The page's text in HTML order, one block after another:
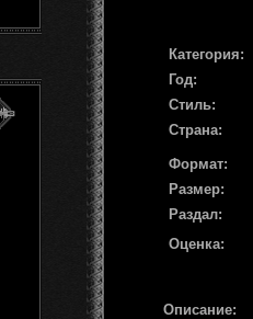
Категория:
Год:
Стиль:
Страна:
Формат:
Размер:
Раздал:
Оценка:
Описание: